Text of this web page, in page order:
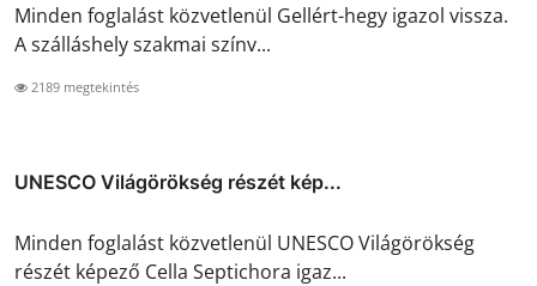
Minden foglalást közvetlenül Gellért-hegy igazol vissza.
A szálláshely szakmai színv...
2189 megtekintés
UNESCO Világörökség részét kép...
Minden foglalást közvetlenül UNESCO Világörökség
részét képező Cella Septichora igaz...